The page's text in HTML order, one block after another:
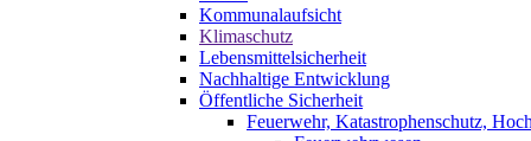
Kommunalaufsicht
Klimaschutz
Lebensmittelsicherheit
Nachhaltige Entwicklung
Öffentliche Sicherheit
Feuerwehr, Katastrophenschutz,